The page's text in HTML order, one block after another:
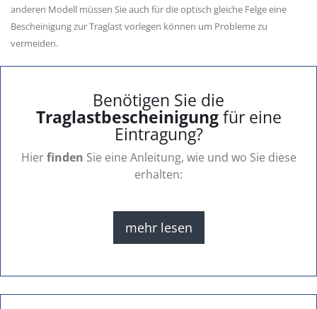
anderen Modell müssen Sie auch für die optisch gleiche Felge eine
Bescheinigung zur Traglast vorlegen können um Probleme zu
vermeiden.
Benötigen Sie die
Traglastbescheinigungfür eine
Eintragung?
Hierfinden Sie eine Anleitung, wie und wo Sie diese
erhalten:
mehr lesen